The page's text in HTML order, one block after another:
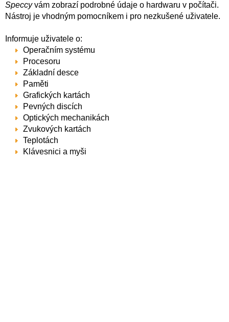
Speccyvám zobrazí podrobné údaje o hardwaru v počítači.
Nástroj je vhodným pomocníkem i pro nezkušené uživatele.
Informuje uživatele o:
Operačním systému
Procesoru
Základní desce
Paměti
Grafických kartách
Pevných discích
Optických mechanikách
Zvukových kartách
Teplotách
Klávesnici a myši